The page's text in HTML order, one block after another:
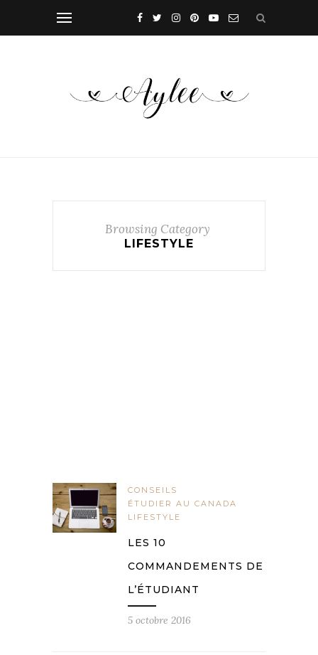
Browsing Category
LIFESTYLE
CONSEILS
ÉTUDIER AU CANADA
LIFESTYLE
LES 10
COMMANDEMENTS DE
L’ÉTUDIANT
5 octobre 2016